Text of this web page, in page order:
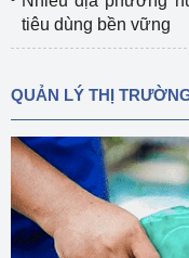
tiêu dùng bền vững
QUẢN LÝ THỊ